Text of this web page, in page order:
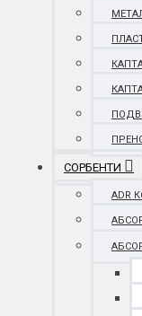
СОРБЕНТИ
ADR